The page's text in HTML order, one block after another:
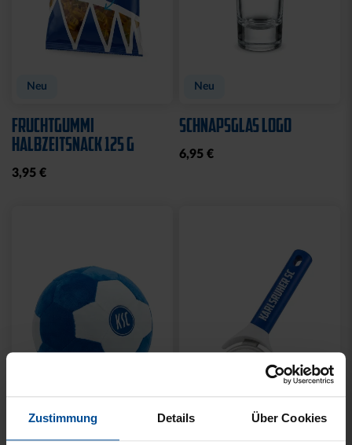
Zustimmung Details Über Cookies
Neu
FRUCHTGUMMI
HALBZEITSNACK 125 G
3,95 €
Neu
SCHNAPSGLAS LOGO
6,95 €